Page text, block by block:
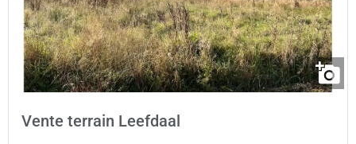
Vente terrain Leefdaal